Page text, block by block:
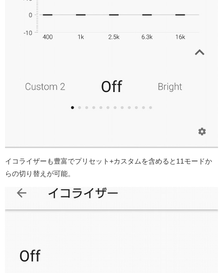
イコライザーも豊富でプリセット+カスタムを含めると11モードか
らの切り替えが可能。